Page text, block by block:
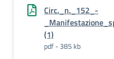
Circ._n._152_-
(1)
pdf - 385 kb